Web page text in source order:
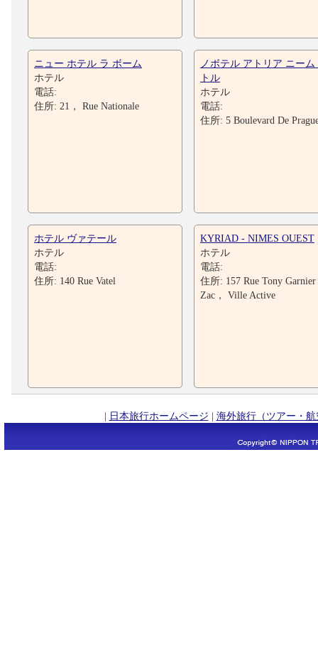
ニュー ホテル ラ ボーム
ホテル
電話:
住所: 21， Rue Nationale
ノボテル アトリア ニーム
トル
ホテル
電話:
住所: 5 Boulevard De
ホテル ヴァテール
ホテル
電話:
住所: 140 Rue Vatel
KYRIAD - NIMES OUEST
ホテル
電話:
住所: 157 Rue Tony Garnier
Zac， Ville Active
| 日本旅行ホームページ | 海外旅行（ツアー・航